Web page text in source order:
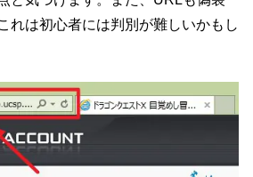
れは初心者には判別が難しいかもし